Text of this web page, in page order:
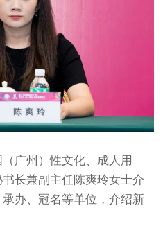
广州）性文化、成人用
长兼副主任陈爽玲女士介
办、冠名等单位，介绍新